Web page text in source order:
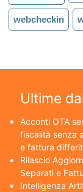
webcheckin
Ultime
Acconti OTA
fiscalità senza
e fattura
Rilascio
Separati e
Intelligenza